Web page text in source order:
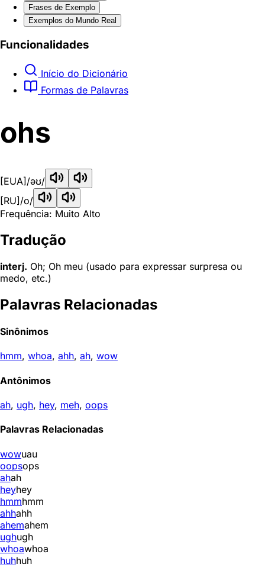
Frases de Exemplo
Exemplos do Mundo Real
Funcionalidades
Início do Dicionário
Formas de Palavras
ohs
[EUA] /əʊ/
[RU] /o/
Frequência: Muito Alto
Tradução
interj. Oh; Oh meu (usado para expressar surpresa ou
medo, etc.)
Palavras Relacionadas
Sinônimos
hmm, whoa, ahh, ah, wow
Antônimos
ah, ugh, hey, meh, oops
Palavras Relacionadas
wowuau
oopsops
ahah
heyhey
hmmhmm
ahhahh
ahemahem
ughugh
whoawhoa
huhhuh